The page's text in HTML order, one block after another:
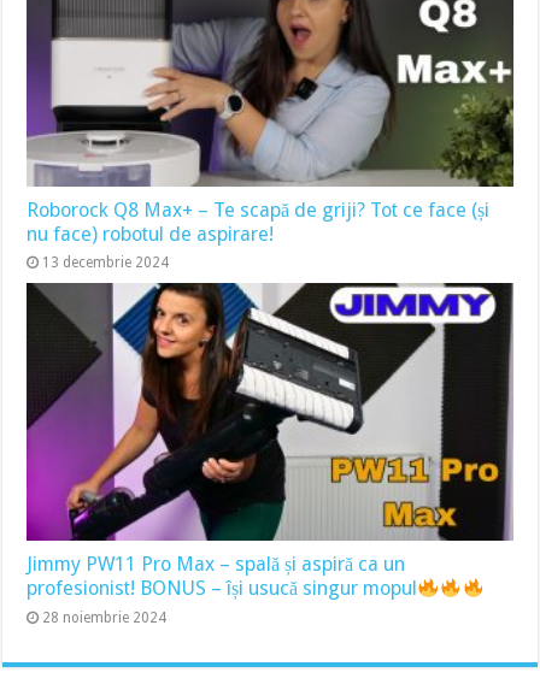
Roborock Q8 Max+ – Te scapă de griji? Tot ce face (și
nu face) robotul de aspirare!
13 decembrie 2024
Jimmy PW11 Pro Max – spală și aspiră ca un
profesionist! BONUS – își usucă singur mopul
28 noiembrie 2024